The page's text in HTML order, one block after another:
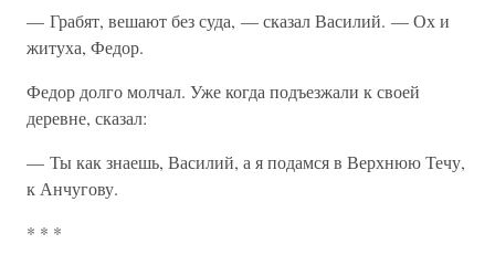
— Грабят, вешают без суда, — сказал Василий. — Ох и
житуха, Федор.
Федор долго молчал. Уже когда подъезжали к своей
деревне, сказал:
— Ты как знаешь, Василий, а я подамся в Верхнюю Течу,
к Анчугову.
* * *